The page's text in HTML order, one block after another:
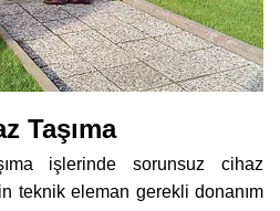
Taşıma
işlerinde sorunsuz cihaz
teknik eleman gerekli donanım